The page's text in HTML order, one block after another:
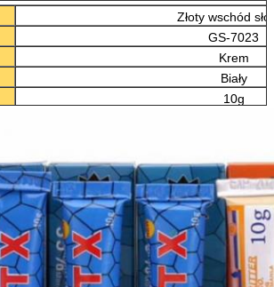
Złoty wschód
GS-7023
Krem
Biały
10g